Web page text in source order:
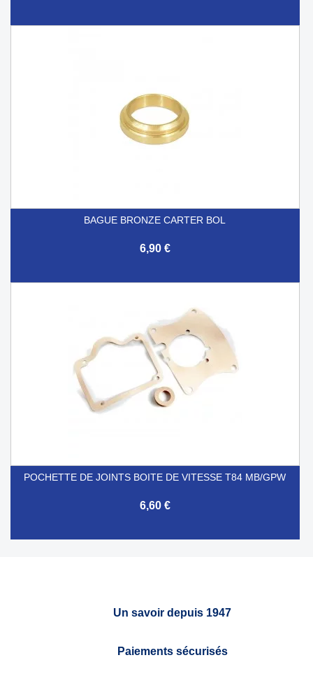
BAGUE BRONZE CARTER BOL
6,90 €
POCHETTE DE JOINTS BOITE DE VITESSE T84 MB/GPW
6,60 €
Un savoir depuis 1947
Paiements sécurisés